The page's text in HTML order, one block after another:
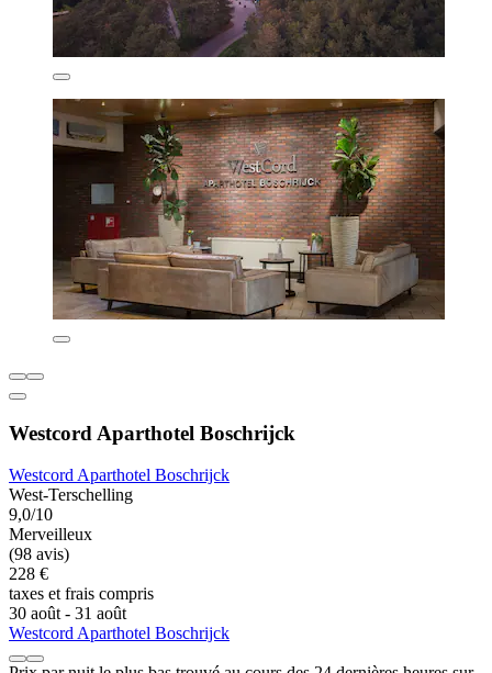
Westcord Aparthotel Boschrijck
Westcord Aparthotel Boschrijck
West-Terschelling
9,0/10
Merveilleux
(98 avis)
228 €
taxes et frais compris
30 août - 31 août
Westcord Aparthotel Boschrijck